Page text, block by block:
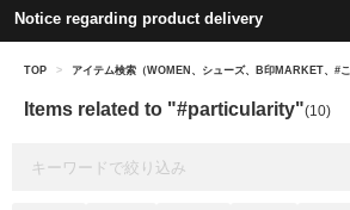
Notice regarding product delivery
TOP > アイテム検索（WOMEN、シューズ、B印MARKET、#こ
Items related to "#particularity"(10)